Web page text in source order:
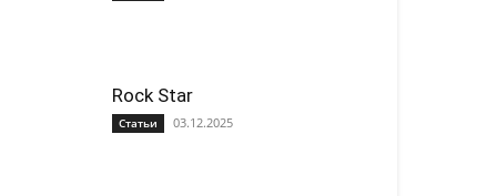
Rock Star
Статьи 03.12.2025